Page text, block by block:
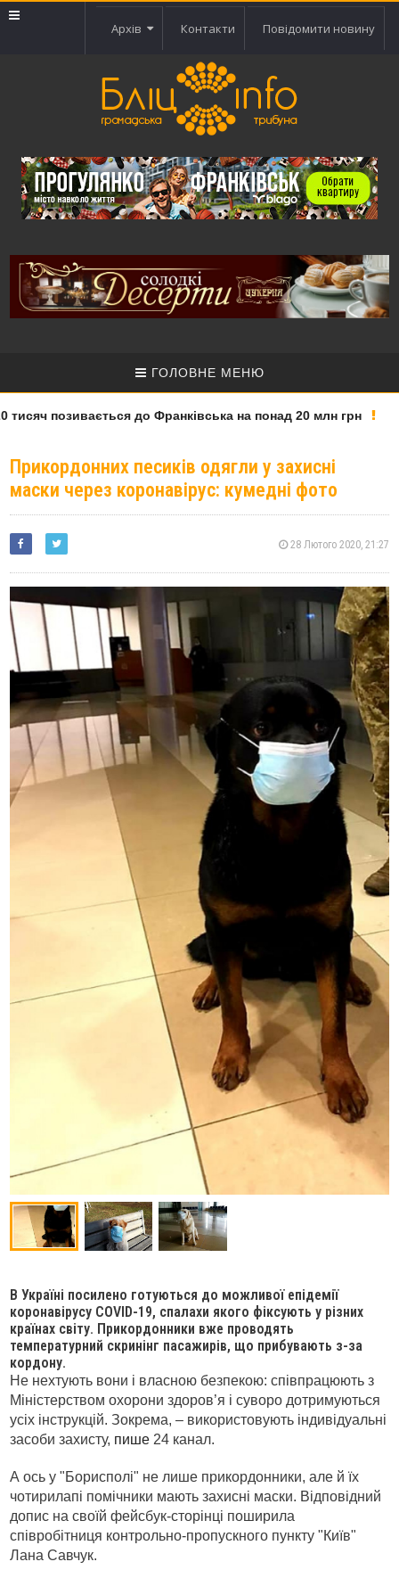
Архів Контакти Повідомити новину
ГОЛОВНЕ МЕНЮ
позивається до Франківська на понад 20 млн грн
Прикордонних песиків одягли у захисні
маски через коронавірус: кумедні фото
28 Лютого 2020, 21:27
В Україні посилено готуються до можливої епідемії
коронавірусу COVID-19, спалахи якого фіксують у різних
країнах світу. Прикордонники вже проводять
температурний скринінг пасажирів, що прибувають з-за
кордону.
Не нехтують вони і власною безпекою: співпрацюють з
Міністерством охорони здоров’я і суворо дотримуються
усіх інструкцій. Зокрема, – використовують індивідуальні
засоби захисту, пише 24 канал.
А ось у "Борисполі" не лише прикордонники, але й їх
чотирилапі помічники мають захисні маски. Відповідний
допис на своїй фейсбук-сторінці поширила
співробітниця контрольно-пропускного пункту "Київ"
Лана Савчук.